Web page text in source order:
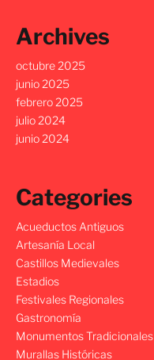
Archives
octubre 2025
junio 2025
febrero 2025
julio 2024
junio 2024
Categories
Acueductos Antiguos
Artesanía Local
Castillos Medievales
Estadios
Festivales Regionales
Gastronomía
Monumentos Tradicionales
Murallas Históricas